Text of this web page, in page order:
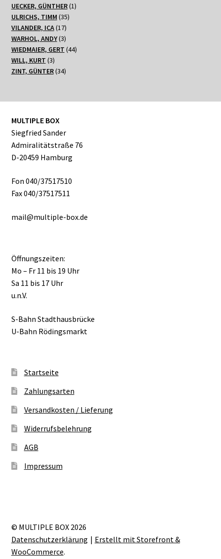
Produkte
UECKER, GÜNTHER 11
ULRICHS, TIMM 3535
VILANDER, ICA 1717
Produkte
WARHOL, ANDY 33
Produkte
WIEDMAIER, GERT 4444
WILL, KURT 33
Produkte
ZINT, GÜNTER 3434
MULTIPLE BOX
Siegfried Sander
Admiralitätstraße 76
D-20459 Hamburg
Fon 040/37517510
Fax 040/37517511
mail@multiple-box.de
Öffnungszeiten:
Mo – Fr 11 bis 19 Uhr
Sa 11 bis 17 Uhr
u.n.V.
S-Bahn Stadthausbrücke
U-Bahn Rödingsmarkt
Startseite
Zahlungsarten
Versandkosten / Lieferung
Widerrufsbelehrung
AGB
Impressum
© MULTIPLE BOX 2026
Datenschutzerklärung
Erstellt mit Storefront &
WooCommerce.